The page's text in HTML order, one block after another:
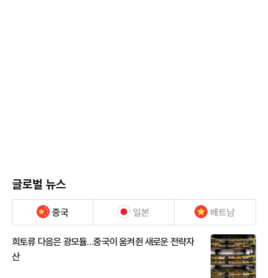
글로벌 뉴스
중국 일본 베트남
희토류 다음은 광모듈…중국이 움켜쥔 새로운 전략자
산